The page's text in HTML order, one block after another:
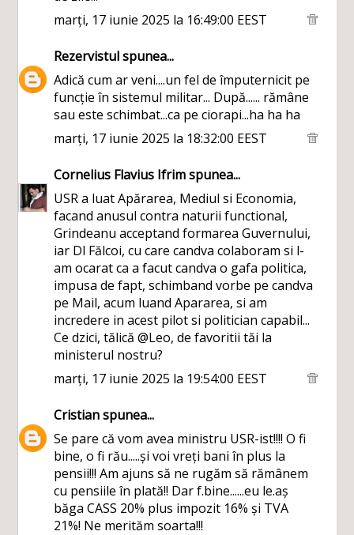
marți, 17 iunie 2025 la 16:49:00 EEST
Rezervistulspunea...
Adică cum ar veni....un fel de împuternicit pe
funcție în sistemul militar... După...... rămâne
sau este schimbat...ca pe ciorapi...ha ha ha
marți, 17 iunie 2025 la 18:32:00 EEST
Cornelius Flavius Ifrimspunea...
USR a luat Apărarea, Mediul si Economia,
facand anusul contra naturii functional,
Grindeanu acceptand formarea Guvernului,
iar Dl Fălcoi, cu care candva colaboram si l-
am ocarat ca a facut candva o gafa politica,
impusa de fapt, schimband vorbe pe candva
pe Mail, acum luand Apararea, si am
incredere in acest pilot si politician capabil...
Ce dzici, tălică @Leo, de favoritii tăi la
ministerul nostru?
marți, 17 iunie 2025 la 19:54:00 EEST
Cristianspunea...
Se pare că vom avea ministru USR-ist!!!! O fi
bine, o fi rău.....și voi vreți bani în plus la
pensii!!! Am ajuns să ne rugăm să rămânem
cu pensiile în plată!! Dar f.bine......eu le.aș
băga CASS 20% plus impozit 16% și TVA
21%! Ne merităm soarta!!!